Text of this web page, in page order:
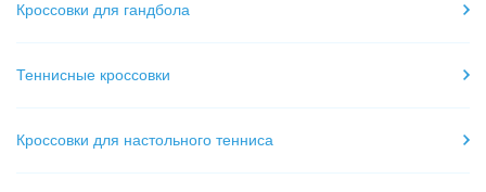
Кроссовки для гандбола
Теннисные кроссовки
Кроссовки для настольного тенниса